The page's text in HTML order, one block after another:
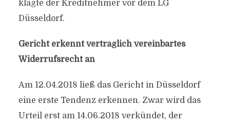
klagte der Kreditnehmer vor dem LG
Düsseldorf.
Gericht erkennt vertraglich vereinbartes
Widerrufsrecht an
Am 12.04.2018 ließ das Gericht in Düsseldorf
eine erste Tendenz erkennen. Zwar wird das
Urteil erst am 14.06.2018 verkündet, der